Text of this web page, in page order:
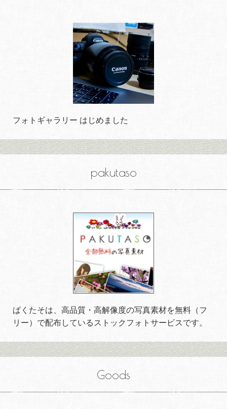
フォトギャラリー はじめました
pakutaso
ぱくたそは、高品質・高解像度の写真素材を無料（フ
リー）で配布しているストックフォトサービスです。
Goods